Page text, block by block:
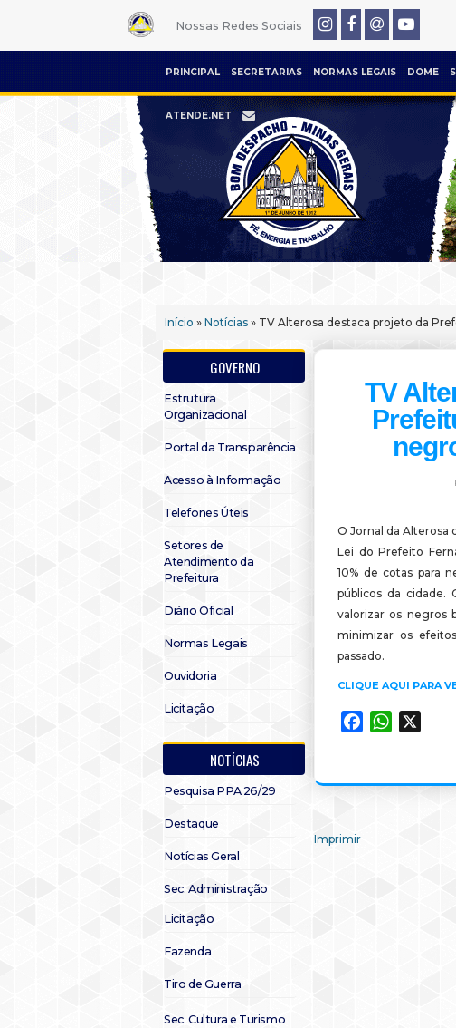
Nossas Redes Sociais
PRINCIPAL SECRETARIAS NORMAS LEGAIS DOME
ATENDE.NET
Início » Notícias » TV Alterosa destaca projeto da
GOVERNO
Estrutura
Organizacional
Portal da Transparência
Acesso à Informação
Telefones Úteis
Setores de
Atendimento da
Prefeitura
Diário Oficial
Normas Legais
Ouvidoria
Licitação
NOTÍCIAS
Pesquisa PPA 26/29
Destaque
Notícias Geral
Sec. Administração
Licitação
Fazenda
Tiro de Guerra
Sec. Cultura e Turismo
TV
O Jornal da Alterosa
Lei do Prefeito
10% de cotas para
públicos da cidade.
valorizar os negros
minimizar os
passado.
CLIQUE AQUI PARA
FacebookWhatsApp
Imprimir